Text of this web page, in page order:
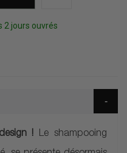
2 jours ouvrés
! Le shampooing